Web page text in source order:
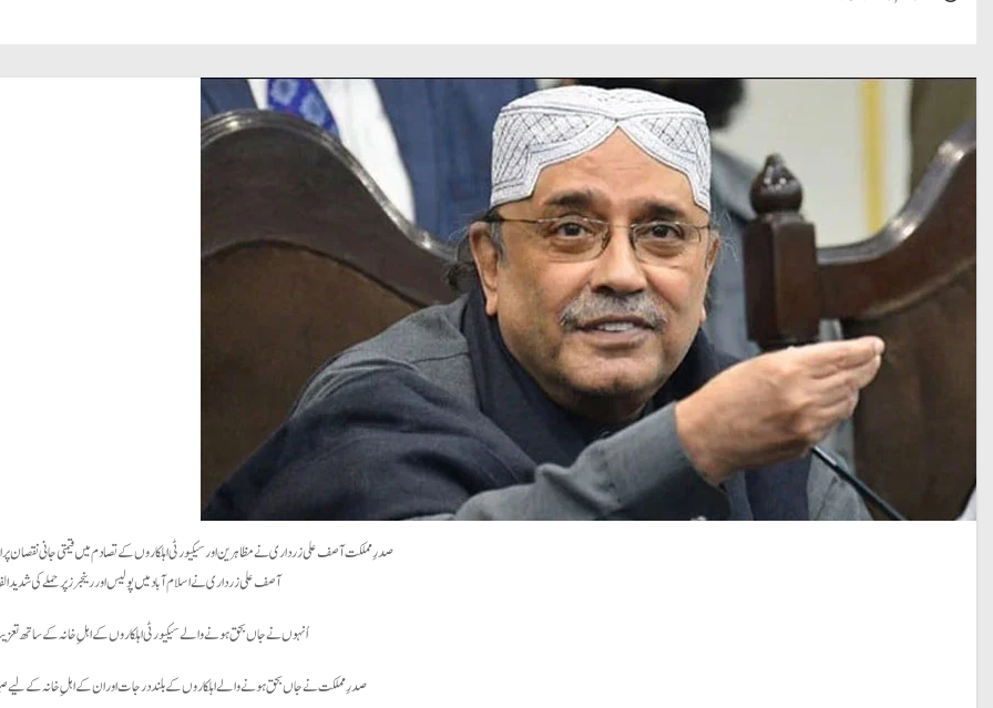
صدرِ مملکت آصف علی زرداری نے مظاہرین اور سیکیورٹی اہلکاروں کے تصادم میں قیمتی جانی نقصان پر
آصف علی زرداری نے اسلام آباد میں پولیس اور رینجرز پر حملے کی
اُنہوں نے جاں بحق ہونے والے سیکیورٹی اہلکاروں کے اہلِ خانہ کے ساتھ
صدرِ مملکت نے جاں بحق ہونے والے اہلکاروں کے بلند درجات اور ان کے اہلِ خانہ کے لیے